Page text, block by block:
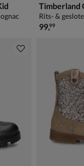
Timberland
Rits- &
€ 99,99
99,99